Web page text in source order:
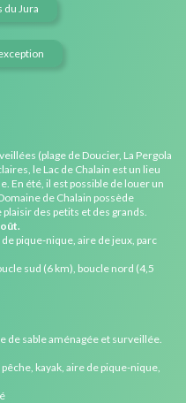
du Jura
(plage de Doucier, La Pergola
le Lac de Chalain est un lieu
En été, il est possible de louer un
de Chalain possède
des petits et des grands.
de pique-nique, aire de jeux, parc
sud (6 km), boucle nord (4,5
de sable aménagée et surveillée.
kayak, aire de pique-nique,